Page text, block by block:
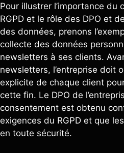
Pour illustrer l’importance du
RGPD et le rôle des DPO et
des données, prenons
collecte des données
newsletters à ses clients.
newsletters, l’entreprise doit
explicite de chaque client
cette fin. Le DPO de
consentement est obtenu
exigences du RGPD et que
en toute sécurité.